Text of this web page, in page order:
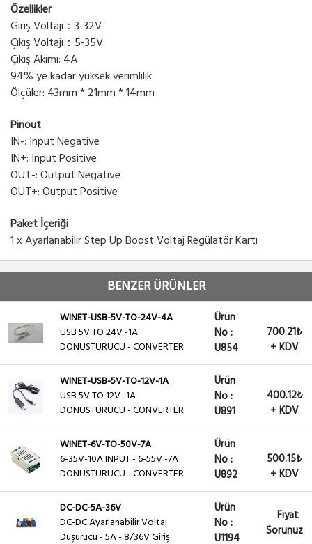
Özellikler
Giriş Voltajı：3-32V
Çıkış Voltajı：5-35V
Çıkış Akımı: 4A
94% ye kadar yüksek verimlilik
Ölçüler: 43mm * 21mm * 14mm
Pinout
IN-: Input Negative
IN+: Input Positive
OUT-: Output Negative
OUT+: Output Positive
Paket İçeriği
1 x Ayarlanabilir Step Up Boost Voltaj Regülatör Kartı
BENZER ÜRÜNLER
WINET-USB-5V-TO-24V-4A
USB 5V TO 24V -1A
DONUSTURUCU - CONVERTER
Ürün
No :
U854
700.21₺
+ KDV
WINET-USB-5V-TO-12V-1A
USB 5V TO 12V -1A
DONUSTURUCU - CONVERTER
Ürün
No :
U891
400.12₺
+ KDV
WINET-6V-TO-50V-7A
6-35V-10A INPUT - 6-55V -7A
DONUSTURUCU - CONVERTER
Ürün
No :
U892
500.15₺
+ KDV
DC-DC-5A-36V
DC-DC Ayarlanabilir Voltaj
Düşürücü - 5A - 8/36V Giriş
Ürün
No :
U1194
Fiyat
Sorunuz